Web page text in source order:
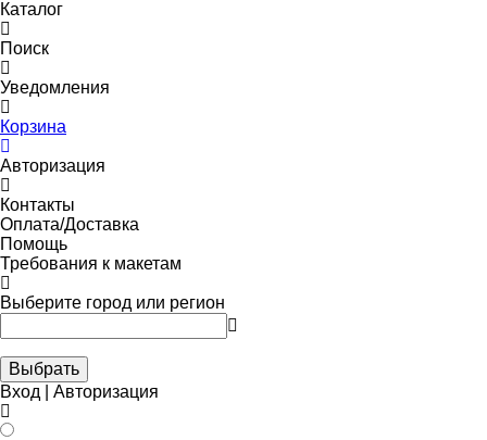
Каталог
Поиск
Уведомления
Корзина
Авторизация
Контакты
Оплата/Доставка
Помощь
Требования к макетам
Выберите город или регион
Выбрать
Вход | Авторизация